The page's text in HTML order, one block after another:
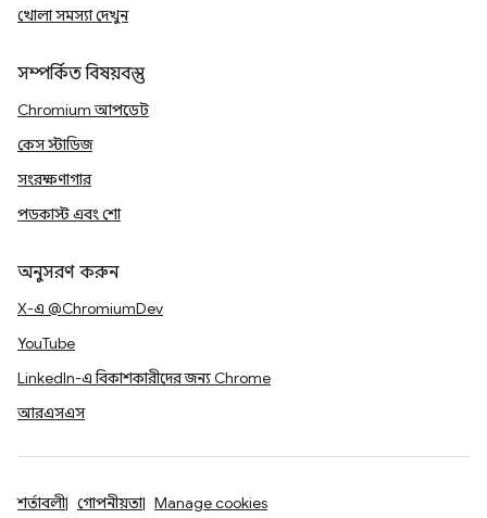
খোলা সমস্যা দেখুন
সম্পর্কিত বিষয়বস্তু
Chromium আপডেট
কেস স্টাডিজ
সংরক্ষণাগার
পডকাস্ট এবং শো
অনুসরণ করুন
X-এ @ChromiumDev
YouTube
LinkedIn-এ বিকাশকারীদের জন্য Chrome
আরএসএস
শর্তাবলী গোপনীয়তা Manage cookies